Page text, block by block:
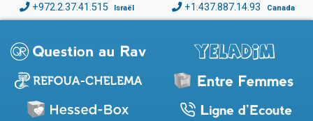
+972.2.37.41.515 Israël +1.437.887.14.93 Canada